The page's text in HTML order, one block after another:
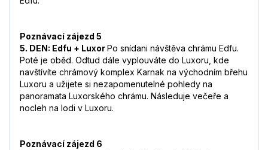
Poznávací zájezd 5
5. DEN: Edfu + LuxorPo snídani návštěva chrámu Edfu.
Poté je oběd. Odtud dále vyplouváte do Luxoru, kde
navštívíte chrámový komplex Karnak na východním břehu
Luxoru a užijete si nezapomenutelné pohledy na
panoramata Luxorského chrámu. Následuje večeře a
nocleh na lodi v Luxoru.
Poznávací zájezd 6